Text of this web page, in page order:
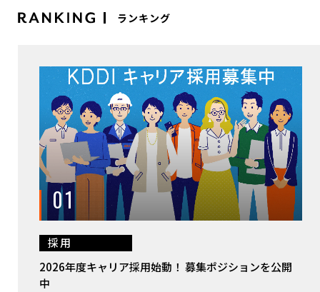
ランキング
01
採用
2026年度キャリア採用始動！ 募集ポジションを公開
中